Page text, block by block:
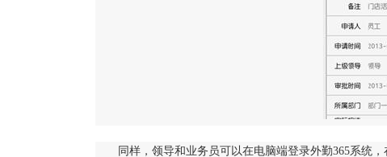
同样，领导和业务员可以在电脑端登录外勤365系统